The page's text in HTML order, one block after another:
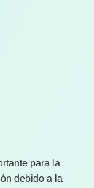
para la
debido a la